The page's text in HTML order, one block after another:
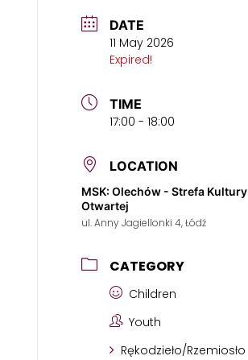
DATE
11 May 2026
Expired!
TIME
17:00 - 18:00
LOCATION
MSK: Olechów - Strefa Kultury
Otwartej
ul. Anny Jagiellonki 4, Łódź
CATEGORY
Children
Youth
Rękodzieło/Rzemiosło